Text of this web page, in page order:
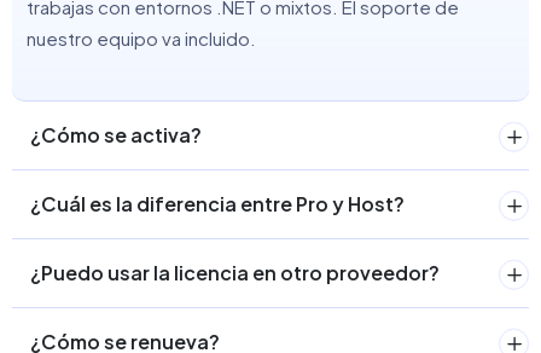
trabajas con entornos .NET o mixtos. El soporte de
nuestro equipo va incluido.
¿Cómo se activa?
¿Cuál es la diferencia entre Pro y Host?
¿Puedo usar la licencia en otro proveedor?
¿Cómo se renueva?